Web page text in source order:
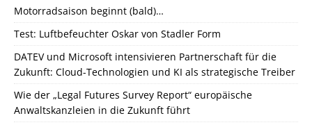
Motorradsaison beginnt (bald)…
Test: Luftbefeuchter Oskar von Stadler Form
DATEV und Microsoft intensivieren Partnerschaft für die
Zukunft: Cloud-Technologien und KI als strategische Treiber
Wie der „Legal Futures Survey Report“ europäische
Anwaltskanzleien in die Zukunft führt